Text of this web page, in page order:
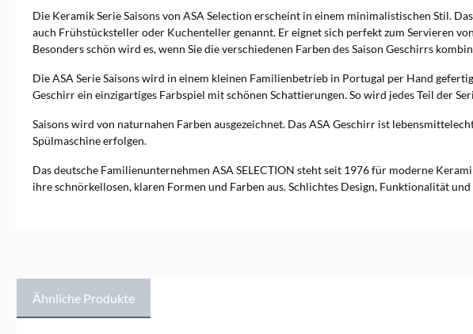
56203 Höhr-Grenzhausen,
shop@asa-selection.com
Die Keramik Serie Saisons von ASA Selection erscheint in einem minimalistischen Stil.
auch Frühstücksteller oder Kuchenteller genannt. Er eignet sich perfekt zum Servieren
Besonders schön wird es, wenn Sie die verschiedenen Farben des Saison Geschirrs
Die ASA Serie Saisons wird in einem kleinen Familienbetrieb in Portugal per Hand
Geschirr ein einzigartiges Farbspiel mit schönen Schattierungen. So wird jedes Teil der
Saisons wird von naturnahen Farben ausgezeichnet. Das ASA Geschirr ist
Spülmaschine erfolgen.
Das deutsche Familienunternehmen ASA SELECTION steht seit 1976 für moderne
ihre schnörkellosen, klaren Formen und Farben aus. Schlichtes Design, Funktionalität
Ähnliche Produkte